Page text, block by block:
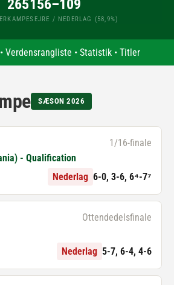
265
KAMPE
156–109
SEJRE / NEDERLAG (58,9%)
• Verdensrangliste • Statistik• Titler
SÆSON 2026
1/16-finale
- Qualification
Nederlag 6-0, 3-6, 6⁴-7⁷
Ottendedelsfinale
Nederlag 5-7, 6-4, 4-6